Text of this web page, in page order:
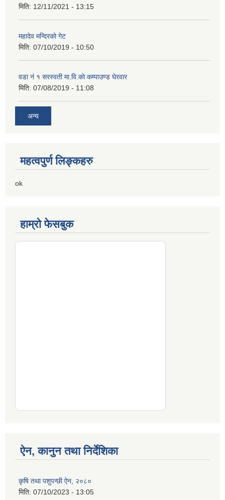
मिति: 12/11/2021 - 13:15
महादेव मन्दिरको गेट
मिति: 07/10/2019 - 10:50
वडा नं १ सरस्वती मा.वि.काे कम्पाउण्ड घेरवार
मिति: 07/08/2019 - 11:08
अन्य
महत्वपुर्ण लिङ्कहरु
ok
हाम्रो फेसबुक
ऐन, कानुन तथा निर्देशिका
कृषि तथा पशुपन्छी ऐन, २०८०
मिति: 07/10/2023 - 13:05